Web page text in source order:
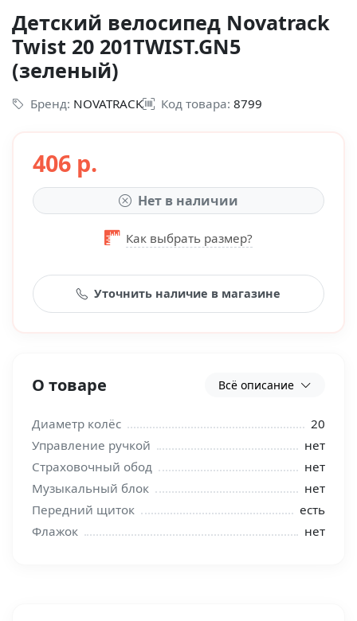
Детский велосипед Novatrack
Twist 20 201TWIST.GN5
(зеленый)
Бренд: NOVATRACK Код товара: 8799
О товаре Всё описание
Диаметр колёс
20
Управление ручкой
нет
Страховочный обод
нет
Музыкальный блок
нет
Передний щиток
есть
Флажок
нет
406 р.
Нет в наличии
Как выбрать размер?
Уточнить наличие в магазине